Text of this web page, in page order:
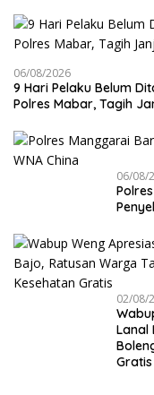
06/08/2026
9 Hari Pelaku Belum
Polres Mabar, Tagih
06/08/
02/08/
Lanal
Gratis